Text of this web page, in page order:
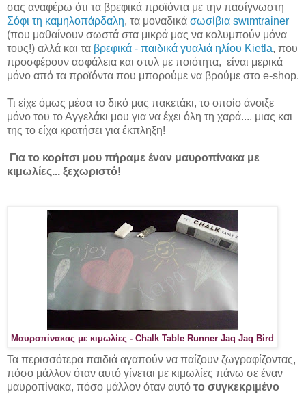
σας αναφέρω ότι τα βρεφικά προϊόντα με την πασίγνωστη
Σόφι τη καμηλοπάρδαλη, τα μοναδικά σωσίβια swιmtrainer
(που μαθαίνουν σωστά στα μικρά μας να κολυμπούν μόνα
τους!) αλλά και τα βρεφικά - παιδικά γυαλιά ηλίου Kietla, που
προσφέρουν ασφάλεια και στυλ με ποιότητα, είναι μερικά
μόνο από τα προϊόντα που μπορούμε να βρούμε στο e-shop.
Τι είχε όμως μέσα το δικό μας πακετάκι, το οποίο άνοιξε
μόνο του το Αγγελάκι μου για να έχει όλη τη χαρά.... μιας και
της το είχα κρατήσει για έκπληξη!
Για το κορίτσι μου πήραμε έναν μαυροπίνακα με
κιμωλίες... ξεχωριστό!
Μαυροπίνακας με κιμωλίες - Chalk Table Runner Jaq Jaq Bird
Τα περισσότερα παιδιά αγαπούν να παίζουν ζωγραφίζοντας,
πόσο μάλλον όταν αυτό γίνεται με κιμωλίες πάνω σε έναν
μαυροπίνακα, πόσο μάλλον όταν αυτό το συγκεκριμένο